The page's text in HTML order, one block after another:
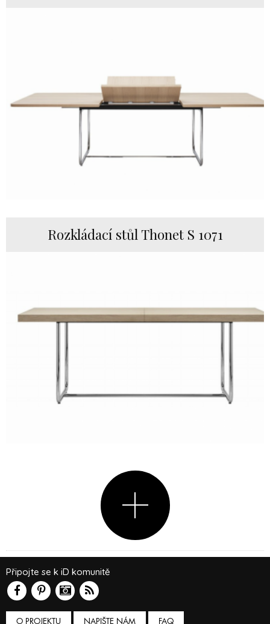
Rozkládací stůl Thonet S 1071
O PROJEKTU NAPIŠTE NÁM
Připojte se k iD komunitě
FAQ